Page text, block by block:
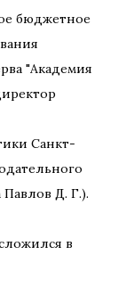
бюджетное
"Академия
Санкт-
Д. Г.).
в